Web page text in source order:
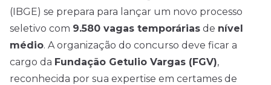
(IBGE) se prepara para lançar um novo processo
seletivo com 9.580 vagas temporárias de nível
médio. A organização do concurso deve ficar a
cargo da Fundação Getulio Vargas (FGV),
reconhecida por sua expertise em certames de